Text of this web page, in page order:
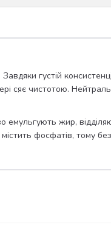
густій
сяє чистотою.
емульгують жир,
фосфатів, тому